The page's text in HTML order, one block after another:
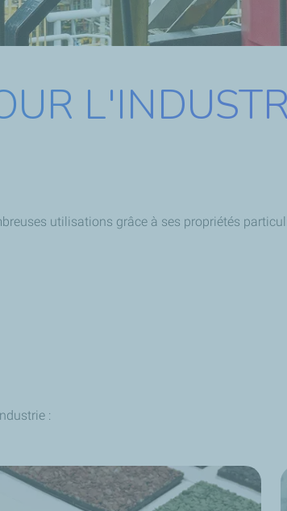
utilisations grâce à ses propriétés
: